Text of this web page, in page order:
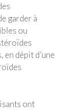
garder à
ou
dépit d’une
ont